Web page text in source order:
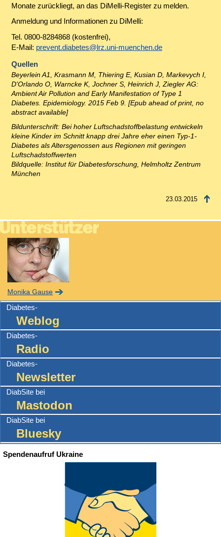
Monate zurückliegt, an das DiMelli-Register zu melden.
Anmeldung und Informationen zu DiMelli:
Tel. 0800-8284868 (kostenfrei),
E-Mail: prevent.diabetes@lrz.uni-muenchen.de
Quellen
Beyerlein A1, Krasmann M, Thiering E, Kusian D, Markevych I,
D'Orlando O, Warncke K, Jochner S, Heinrich J, Ziegler AG:
Ambient Air Pollution and Early Manifestation of Type 1
Diabetes. Epidemiology. 2015 Feb 9. [Epub ahead of print, no
abstract available]
Bildunterschrift: Bei hoher Luftschadstoffbelastung entwickeln
kleine Kinder im Schnitt knapp drei Jahre eher einen Typ-1-
Diabetes als Altersgenossen aus Regionen mit geringen
Luftschadstoffwerten
Bildquelle: Institut für Diabetesforschung, Helmholtz Zentrum
München
23.03.2015
Monika Gause
Diabetes-
Weblog
Diabetes-
Radio
Diabetes-
Newsletter
DiabSite bei
Mastodon
DiabSite bei
Bluesky
Spendenaufruf Ukraine